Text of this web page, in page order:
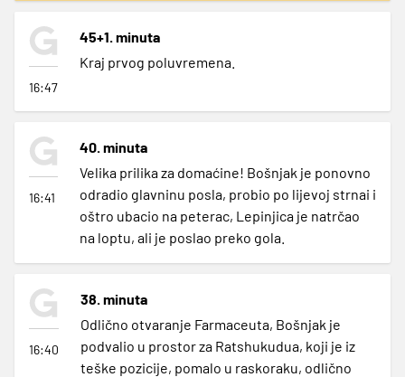
16:47
45+1. minuta
Kraj prvog poluvremena.
16:41
40. minuta
Velika prilika za domaćine! Bošnjak je ponovno
odradio glavninu posla, probio po lijevoj strnai i
oštro ubacio na peterac, Lepinjica je natrčao
na loptu, ali je poslao preko gola.
16:40
38. minuta
Odlično otvaranje Farmaceuta, Bošnjak je
podvalio u prostor za Ratshukudua, koji je iz
teške pozicije, pomalo u raskoraku, odlično